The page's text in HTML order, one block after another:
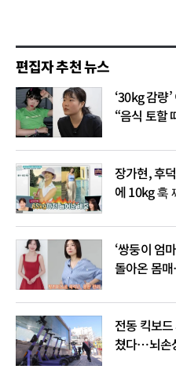
편집자 추천 뉴스
‘30kg 감량
“음식 토할
장가현, 후
에 10kg 훅
‘쌍둥이 엄
돌아온 몸
전동 킥보
쳤다…뇌손